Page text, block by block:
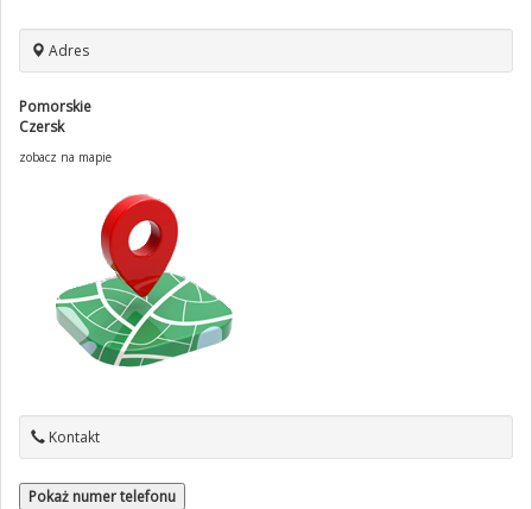
Adres
Pomorskie
Czersk
zobacz na mapie
Kontakt
Pokaż numer telefonu